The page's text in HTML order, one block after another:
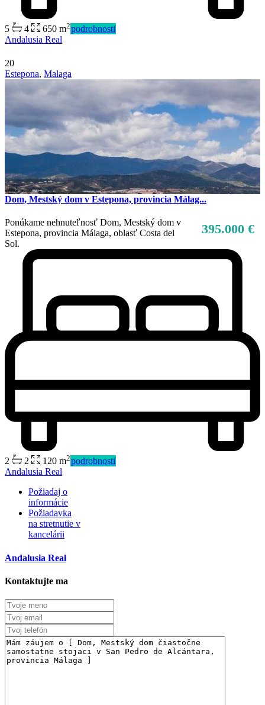
Mimo trhu
5 4 650 m2podrobnosti
Andalusia Real
20
Estepona, Malaga
Dom, Mestský dom v Estepona, provincia Málag...
395.000 €
Ponúkame nehnuteľnosť Dom, Mestský dom v
Estepona, provincia Málaga, oblasť Costa del
Sol.
2 2 120 m2podrobnosti
Andalusia Real
Požiadaj o
informácie
Požiadavka
na stretnutie v
kancelárii
Andalusia Real
Kontaktujte ma